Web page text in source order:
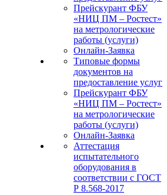
Прейскурант ФБУ
«НИЦ ПМ – Ростест»
на метрологические
работы (услуги)
Онлайн-Заявка
Типовые формы
документов на
предоставление услуг
Прейскурант ФБУ
«НИЦ ПМ – Ростест»
на метрологические
работы (услуги)
Онлайн-Заявка
Аттестация
испытательного
оборудования в
соответствии с ГОСТ
Р 8.568-2017